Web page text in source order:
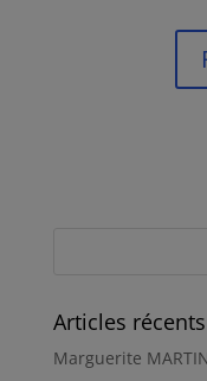
Articles récents
Marguerite